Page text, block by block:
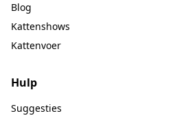
Blog
Kattenshows
Kattenvoer
Hulp
Suggesties